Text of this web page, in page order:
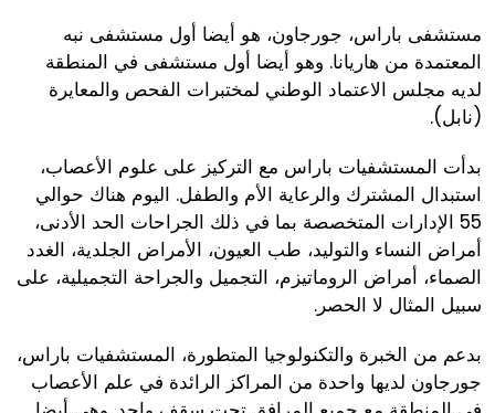
مستشفى باراس، جورجاون، هو أيضا أول مستشفى نبه
المعتمدة من هاريانا. وهو أيضا أول مستشفى في المنطقة
لديه مجلس الاعتماد الوطني لمختبرات الفحص والمعايرة
(نابل).
بدأت المستشفيات باراس مع التركيز على علوم الأعصاب،
استبدال المشترك والرعاية الأم والطفل. اليوم هناك حوالي
55 الإدارات المتخصصة بما في ذلك الجراحات الحد الأدنى،
أمراض النساء والتوليد، طب العيون، الأمراض الجلدية، الغدد
الصماء، أمراض الروماتيزم، التجميل والجراحة التجميلية، على
سبيل المثال لا الحصر.
بدعم من الخبرة والتكنولوجيا المتطورة، المستشفيات باراس،
جورجاون لديها واحدة من المراكز الرائدة في علم الأعصاب